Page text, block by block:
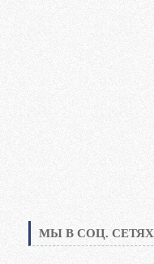
МЫ В СОЦ. СЕТЯХ